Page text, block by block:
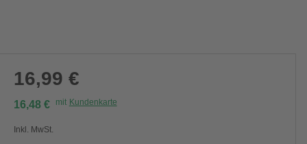
16,99 €
16,48 € mit Kundenkarte
Inkl. MwSt.